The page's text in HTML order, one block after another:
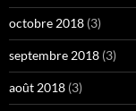
octobre 2018 (3)
septembre 2018 (3)
août 2018 (3)